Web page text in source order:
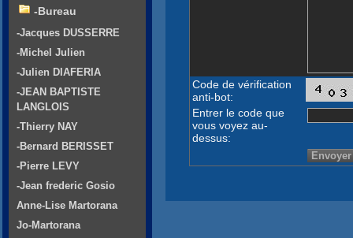
Code de vérification
anti-bot:
Entrer le code que
vous voyez au-
dessus:
-Bureau
-Jacques DUSSERRE
-Michel Julien
-Julien DIAFERIA
-JEAN BAPTISTE
LANGLOIS
-Thierry NAY
-Bernard BERISSET
-Pierre LEVY
-Jean frederic Gosio
Anne-Lise Martorana
Jo-Martorana